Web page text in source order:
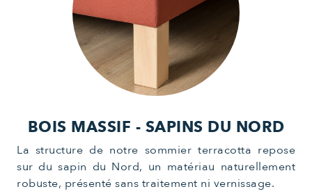
BOIS MASSIF - SAPINS DU NORD
La structure de notre sommier terracotta repose
sur du sapin du Nord, un matériau naturellement
robuste, présenté sans traitement ni vernissage.